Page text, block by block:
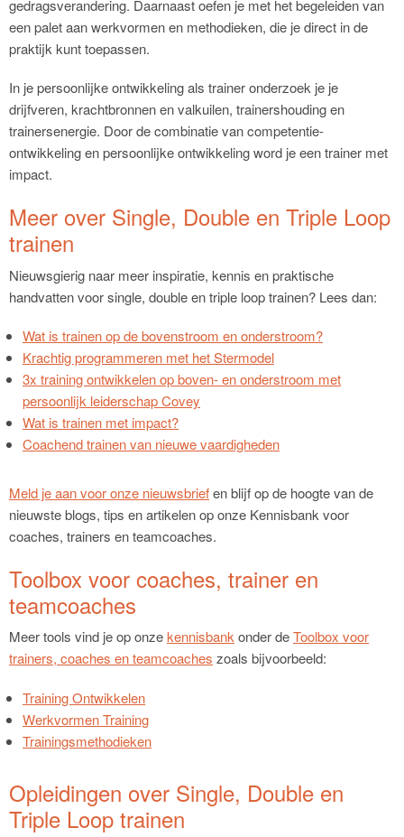
gedragsverandering. Daarnaast oefen je met het begeleiden van
een palet aan werkvormen en methodieken, die je direct in de
praktijk kunt toepassen.
In je persoonlijke ontwikkeling als trainer onderzoek je je
drijfveren, krachtbronnen en valkuilen, trainershouding en
trainersenergie. Door de combinatie van competentie-
ontwikkeling en persoonlijke ontwikkeling word je een trainer met
impact.
Meer over Single, Double en Triple Loop
trainen
Nieuwsgierig naar meer inspiratie, kennis en praktische
handvatten voor single, double en triple loop trainen? Lees dan:
Wat is trainen op de bovenstroom en onderstroom?
Krachtig programmeren met het Stermodel
3x training ontwikkelen op boven- en onderstroom met
persoonlijk leiderschap Covey
Wat is trainen met impact?
Coachend trainen van nieuwe vaardigheden
Meld je aan voor onze nieuwsbriefen blijf op de hoogte van de
nieuwste blogs, tips en artikelen op onze Kennisbank voor
coaches, trainers en teamcoaches.
Toolbox voor coaches, trainer en
teamcoaches
Meer tools vind je op onzekennisbankonder deToolbox voor
trainers, coaches en teamcoaches zoals bijvoorbeeld:
Training Ontwikkelen
Werkvormen Training
Trainingsmethodieken
Opleidingen over Single, Double en
Triple Loop trainen